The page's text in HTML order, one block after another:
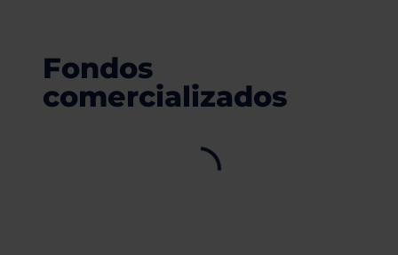
Fondos
comercializados